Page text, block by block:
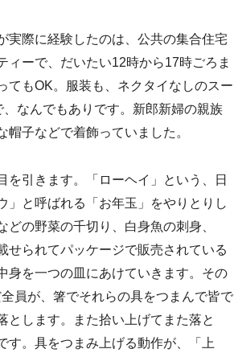
実際に経験したのは、公共の集合住宅
ーで、だいたい12時から17時ごろま
てもOK。服装も、ネクタイなしのスー
なんでもありです。新郎新婦の親族
子などで着飾っていました。
引きます。「ローヘイ」という、日
」と呼ばれる「お年玉」をやりとりし
の野菜の千切り、白身魚の刺身、
せられてパッケージで販売されている
身を一つの皿にあけていきます。その
員が、箸でそれらの具をつまんで皆で
とします。また拾い上げてまた落と
す。具をつまみ上げる動作が、「上